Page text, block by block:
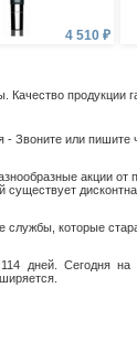
4 510 ₽
Качество продукции
- Звоните или пишите
акции от
существует
службы, которые
дней. Сегодня на